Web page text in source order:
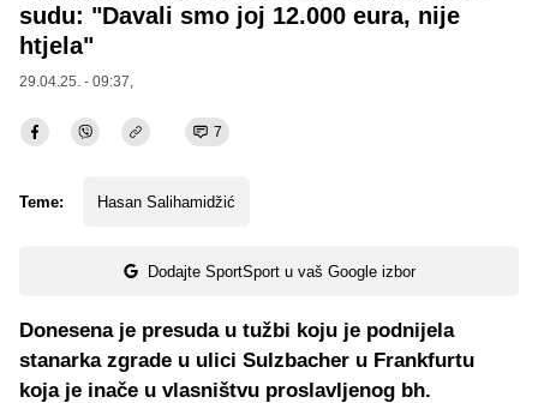
sudu: "Davali smo joj 12.000 eura, nije
htjela"
29.04.25. - 09:37,
7
Teme: Hasan Salihamidžić
Dodajte SportSport u vaš Google izbor
Donesena je presuda u tužbi koju je podnijela
stanarka zgrade u ulici Sulzbacher u Frankfurtu
koja je inače u vlasništvu proslavljenog bh.